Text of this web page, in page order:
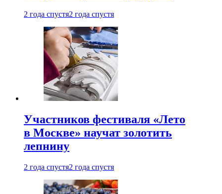
2 года спустя2 года спустя
Участников фестиваля «Лето
в Москве» научат золотить
лепнину
2 года спустя2 года спустя